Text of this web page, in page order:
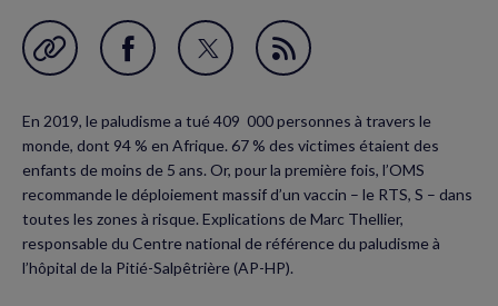
Garder en favori
Partager
Facebook
(nouvelle
fenêtre)
Partager
Twitter
(nouvelle
fenêtre)
Flux
En 2019, le paludisme a tué 409 000 personnes à travers le
monde, dont 94 % en Afrique. 67 % des victimes étaient des
enfants de moins de 5 ans. Or, pour la première fois, l’OMS
recommande le déploiement massif d’un vaccin – le RTS, S – dans
toutes les zones à risque. Explications de Marc Thellier,
responsable du Centre national de référence du paludisme à
l’hôpital de la Pitié-Salpêtrière (AP-HP).